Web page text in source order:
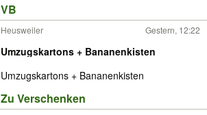
VB
Heusweiler Gestern, 12:22
Umzugskartons + Bananenkisten
Umzugskartons + Bananenkisten
Zu Verschenken